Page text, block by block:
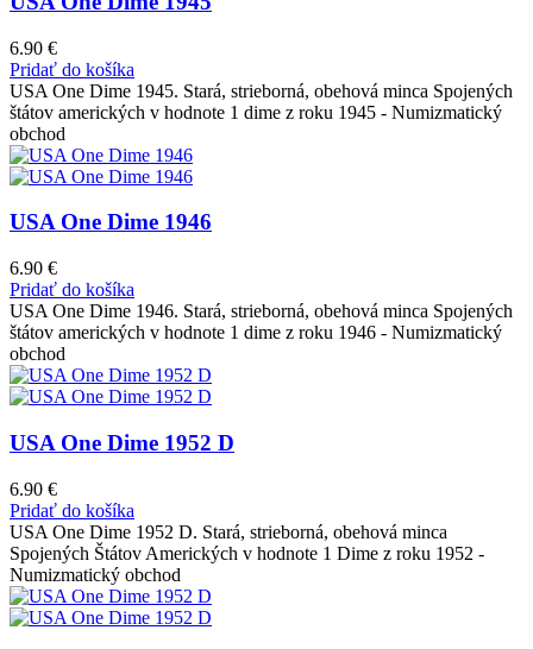
6.90 €
Pridať do košíka
USA One Dime 1945. Stará, strieborná, obehová minca Spojených
štátov amerických v hodnote 1 dime z roku 1945 - Numizmatický
obchod
USA One Dime 1946
6.90 €
Pridať do košíka
USA One Dime 1946. Stará, strieborná, obehová minca Spojených
štátov amerických v hodnote 1 dime z roku 1946 - Numizmatický
obchod
USA One Dime 1952 D
6.90 €
Pridať do košíka
USA One Dime 1952 D. Stará, strieborná, obehová minca
Spojených Štátov Amerických v hodnote 1 Dime z roku 1952 -
Numizmatický obchod